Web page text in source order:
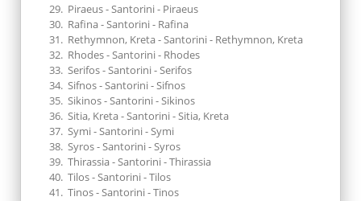
Piraeus - Santorini - Piraeus
Rafina - Santorini - Rafina
Rethymnon, Kreta - Santorini - Rethymnon, Kreta
Rhodes - Santorini - Rhodes
Serifos - Santorini - Serifos
Sifnos - Santorini - Sifnos
Sikinos - Santorini - Sikinos
Sitia, Kreta - Santorini - Sitia, Kreta
Symi - Santorini - Symi
Syros - Santorini - Syros
Thirassia - Santorini - Thirassia
Tilos - Santorini - Tilos
Tinos - Santorini - Tinos